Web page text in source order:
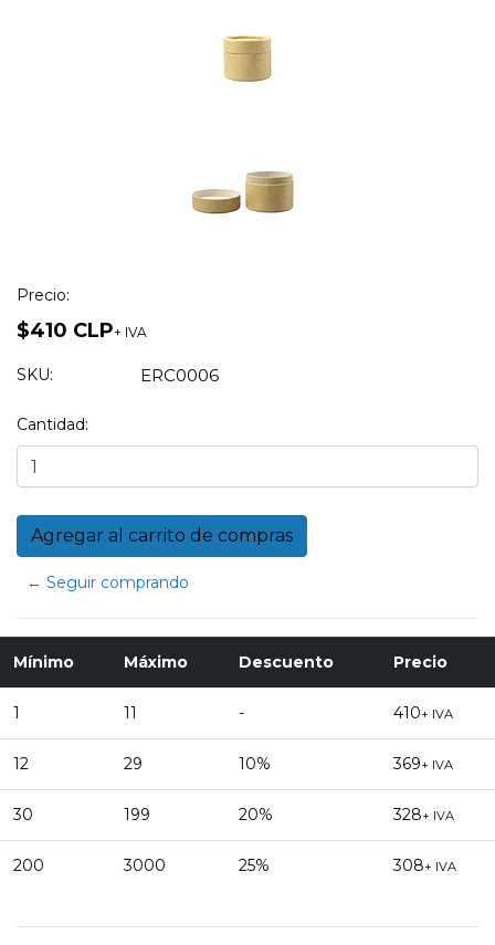
Precio:
$410 CLP+ IVA
SKU: ERC0006
Cantidad:
← Seguir comprando
Mínimo Máximo Descuento Precio
1 11 - 410+ IVA
12 29 10% 369+ IVA
30 199 20% 328+ IVA
200 3000 25% 308+ IVA